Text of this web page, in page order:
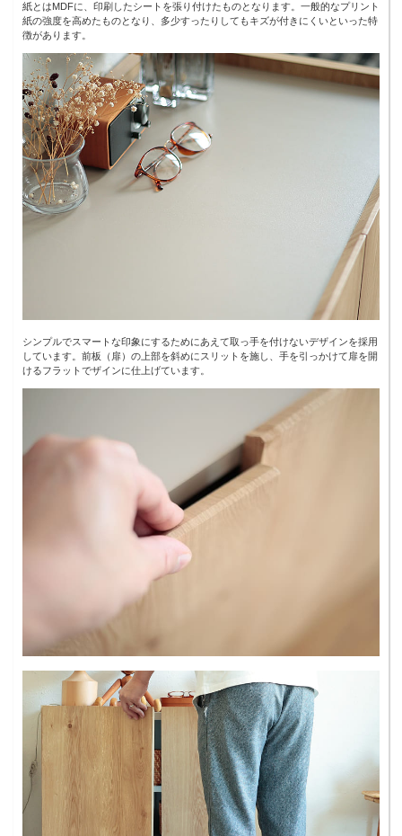
紙とはMDFに、印刷したシートを張り付けたものとなります。一般的なプリント
紙の強度を高めたものとなり、多少すったりしてもキズが付きにくいといった特
徴があります。
シンプルでスマートな印象にするためにあえて取っ手を付けないデザインを採用
しています。前板（扉）の上部を斜めにスリットを施し、手を引っかけて扉を開
けるフラットでザインに仕上げています。